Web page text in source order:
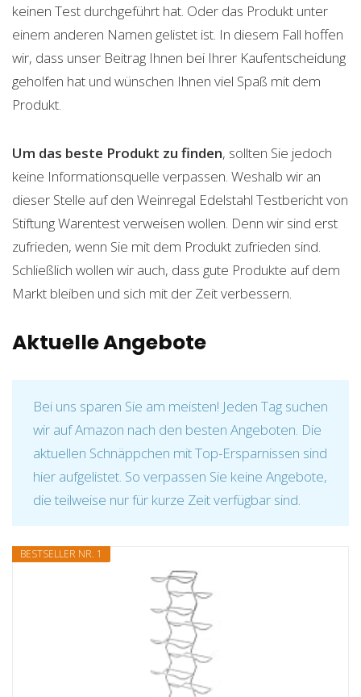
keinen Test durchgeführt hat. Oder das Produkt unter
einem anderen Namen gelistet ist. In diesem Fall hoffen
wir, dass unser Beitrag Ihnen bei Ihrer Kaufentscheidung
geholfen hat und wünschen Ihnen viel Spaß mit dem
Produkt.
Um das beste Produkt zu finden, sollten Sie jedoch
keine Informationsquelle verpassen. Weshalb wir an
dieser Stelle auf den Weinregal Edelstahl Testbericht von
Stiftung Warentest verweisen wollen. Denn wir sind erst
zufrieden, wenn Sie mit dem Produkt zufrieden sind.
Schließlich wollen wir auch, dass gute Produkte auf dem
Markt bleiben und sich mit der Zeit verbessern.
Aktuelle Angebote
Bei uns sparen Sie am meisten! Jeden Tag suchen
wir auf Amazon nach den besten Angeboten. Die
aktuellen Schnäppchen mit Top-Ersparnissen sind
hier aufgelistet. So verpassen Sie keine Angebote,
die teilweise nur für kurze Zeit verfügbar sind.
BESTSELLER NR. 1